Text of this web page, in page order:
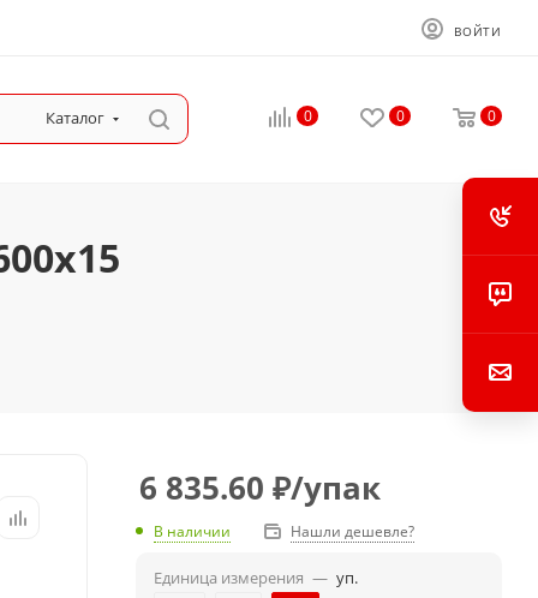
ВОЙТИ
Каталог 0 0 0
6 835.60 ₽/упак
В наличии Нашли дешевле?
Единица измерения — уп.